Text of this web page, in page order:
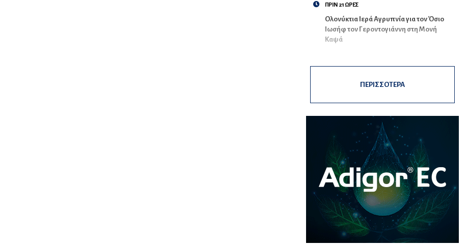
ΠΡΙΝ 21 ΩΡΕΣ
Ολονύκτια Ιερά Αγρυπνία για τον Όσιο
Ιωσήφ τον Γεροντογιάννη στη Μονή
Καψά
ΠΕΡΙΣΣΟΤΕΡΑ